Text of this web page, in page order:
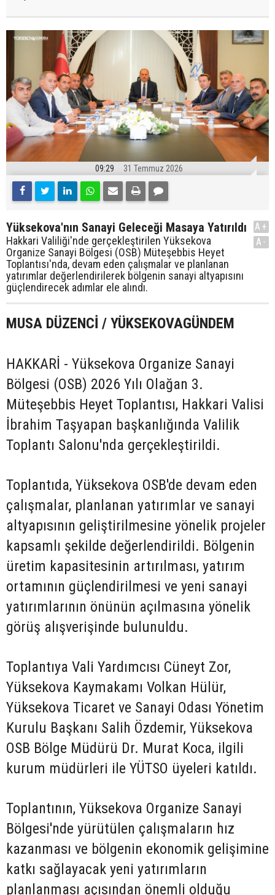
09:29 31 Temmuz 2026
Yüksekova'nın Sanayi Geleceği Masaya Yatırıldı
Hakkari Valiliği'nde gerçekleştirilen Yüksekova
Organize Sanayi Bölgesi (OSB) Müteşebbis Heyet
Toplantısı'nda, devam eden çalışmalar ve planlanan
yatırımlar değerlendirilerek bölgenin sanayi altyapısını
güçlendirecek adımlar ele alındı.
A+
A-
MUSA DÜZENCİ / YÜKSEKOVAGÜNDEM
HAKKARİ - Yüksekova Organize Sanayi
Bölgesi (OSB) 2026 Yılı Olağan 3.
Müteşebbis Heyet Toplantısı, Hakkari Valisi
İbrahim Taşyapan başkanlığında Valilik
Toplantı Salonu'nda gerçekleştirildi.
Toplantıda, Yüksekova OSB'de devam eden
çalışmalar, planlanan yatırımlar ve sanayi
altyapısının geliştirilmesine yönelik projeler
kapsamlı şekilde değerlendirildi. Bölgenin
üretim kapasitesinin artırılması, yatırım
ortamının güçlendirilmesi ve yeni sanayi
yatırımlarının önünün açılmasına yönelik
görüş alışverişinde bulunuldu.
Toplantıya Vali Yardımcısı Cüneyt Zor,
Yüksekova Kaymakamı Volkan Hülür,
Yüksekova Ticaret ve Sanayi Odası Yönetim
Kurulu Başkanı Salih Özdemir, Yüksekova
OSB Bölge Müdürü Dr. Murat Koca, ilgili
kurum müdürleri ile YÜTSO üyeleri katıldı.
Toplantının, Yüksekova Organize Sanayi
Bölgesi'nde yürütülen çalışmaların hız
kazanması ve bölgenin ekonomik gelişimine
katkı sağlayacak yeni yatırımların
planlanması açısından önemli olduğu